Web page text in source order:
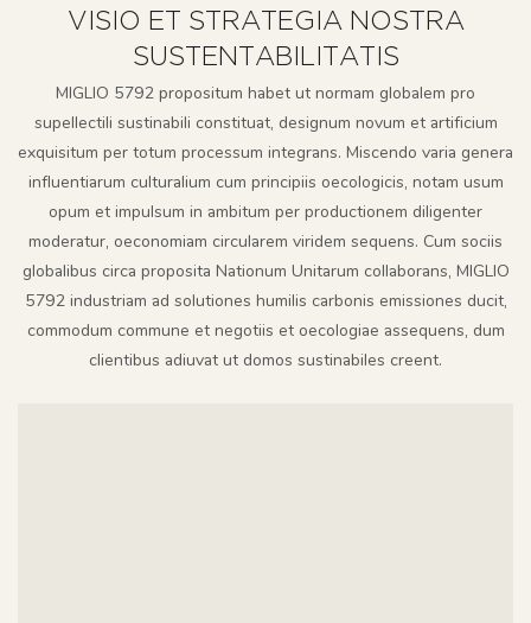
VISIO ET STRATEGIA NOSTRA
SUSTENTABILITATIS
MIGLIO 5792 propositum habet ut normam globalem pro
supellectili sustinabili constituat, designum novum et artificium
exquisitum per totum processum integrans. Miscendo varia genera
influentiarum culturalium cum principiis oecologicis, notam usum
opum et impulsum in ambitum per productionem diligenter
moderatur, oeconomiam circularem viridem sequens. Cum sociis
globalibus circa proposita Nationum Unitarum collaborans, MIGLIO
5792 industriam ad solutiones humilis carbonis emissiones ducit,
commodum commune et negotiis et oecologiae assequens, dum
clientibus adiuvat ut domos sustinabiles creent.